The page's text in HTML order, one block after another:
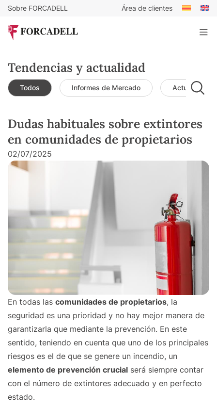
Sobre FORCADELL Área de clientes
Tendencias y actualidad
Todos Informes de Mercado Actualidad
Dudas habituales sobre extintores
en comunidades de propietarios
02/07/2025
En todas las comunidades de propietarios, la
seguridad es una prioridad y no hay mejor manera de
garantizarla que mediante la prevención. En este
sentido, teniendo en cuenta que uno de los principales
riesgos es el de que se genere un incendio, un
elemento de prevención crucial será siempre contar
con el número de extintores adecuado y en perfecto
estado.